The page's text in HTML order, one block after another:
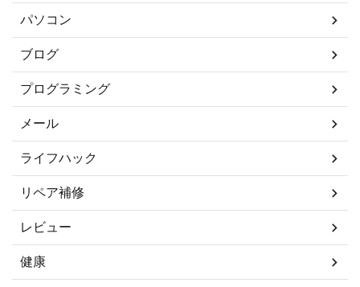
パソコン
ブログ
プログラミング
メール
ライフハック
リペア補修
レビュー
健康